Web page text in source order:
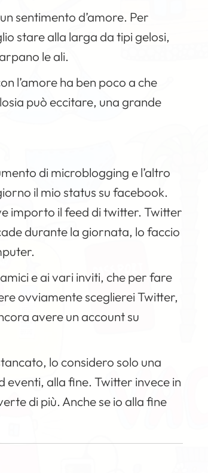
sentimento d’amore. Per
stare alla larga da tipi gelosi,
le ali.
l’amore ha ben poco a che
può eccitare, una grande
di microblogging e l’altro
il mio status su facebook.
importo il feed di twitter. Twitter
durante la giornata, lo faccio
e ai vari inviti, che per fare
ovviamente sceglierei Twitter,
avere un account su
lo considero solo una
alla fine. Twitter invece in
di più. Anche se io alla fine